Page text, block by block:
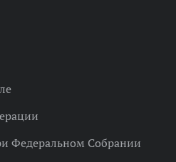
Федеральном Собрании